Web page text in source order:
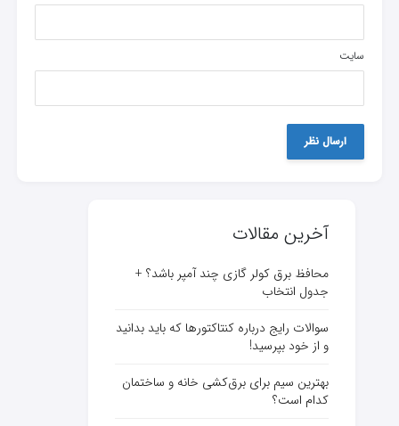
سایت
آخرین مقالات
محافظ برق کولر گازی چند آمپر باشد؟ +
جدول انتخاب
سوالات رایج درباره کنتاکتورها که باید بدانید
و از خود بپرسید!
بهترین سیم برای برق‌کشی خانه و ساختمان
کدام است؟